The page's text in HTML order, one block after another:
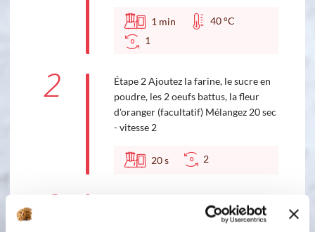
1 min
40 °C
1
2
Étape 2 Ajoutez la farine, le sucre en
poudre, les 2 oeufs battus, la fleur
d'oranger (facultatif) Mélangez 20 sec
- vitesse 2
20s 2
3